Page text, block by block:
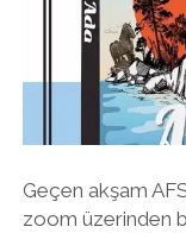
Geçen akşam
zoom üzerinden